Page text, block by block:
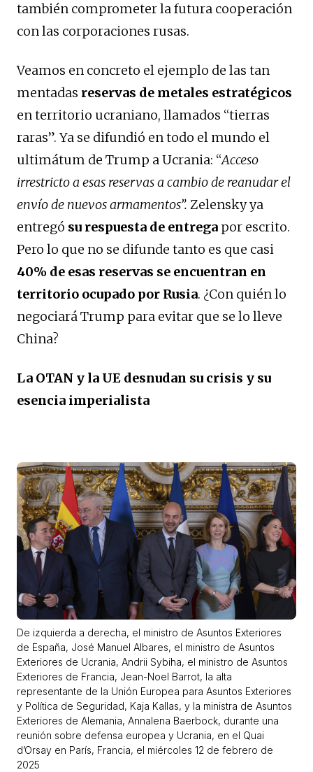
también comprometer la futura cooperación
con las corporaciones rusas.
Veamos en concreto el ejemplo de las tan
mentadas reservas de metales estratégicos
en territorio ucraniano, llamados “tierras
raras”. Ya se difundió en todo el mundo el
ultimátum de Trump a Ucrania: “Acceso
irrestricto a esas reservas a cambio de reanudar el
envío de nuevos armamentos”. Zelensky ya
entregó su respuesta de entrega por escrito.
Pero lo que no se difunde tanto es que casi
40% de esas reservas se encuentran en
territorio ocupado por Rusia. ¿Con quién lo
negociará Trump para evitar que se lo lleve
China?
La OTAN y la UE desnudan su crisis y su
esencia imperialista
De izquierda a derecha, el ministro de Asuntos Exteriores
de España, José Manuel Albares, el ministro de Asuntos
Exteriores de Ucrania, Andrii Sybiha, el ministro de Asuntos
Exteriores de Francia, Jean-Noel Barrot, la alta
representante de la Unión Europea para Asuntos Exteriores
y Política de Seguridad, Kaja Kallas, y la ministra de Asuntos
Exteriores de Alemania, Annalena Baerbock, durante una
reunión sobre defensa europea y Ucrania, en el Quai
d’Orsay en París, Francia, el miércoles 12 de febrero de
2025